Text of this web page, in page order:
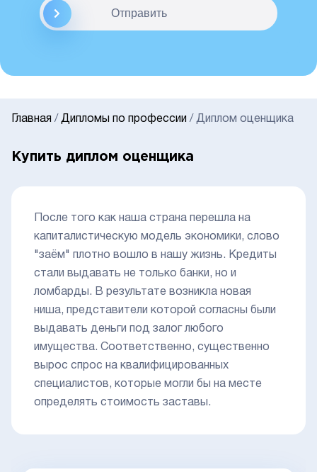
Отправить
Главная / Дипломы по профессии / Диплом оценщика
Купить диплом оценщика
После того как наша страна перешла на
капиталистическую модель экономики, слово
"заём" плотно вошло в нашу жизнь. Кредиты
стали выдавать не только банки, но и
ломбарды. В результате возникла новая
ниша, представители которой согласны были
выдавать деньги под залог любого
имущества. Соответственно, существенно
вырос спрос на квалифицированных
специалистов, которые могли бы на месте
определять стоимость заставы.